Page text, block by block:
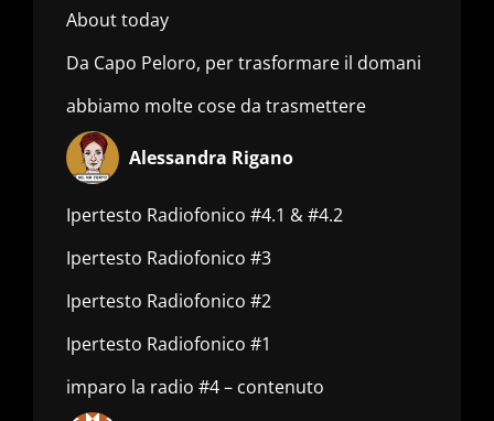
About today
Da Capo Peloro, per trasformare il domani
abbiamo molte cose da trasmettere
Alessandra Rigano
Ipertesto Radiofonico #4.1 & #4.2
Ipertesto Radiofonico #3
Ipertesto Radiofonico #2
Ipertesto Radiofonico #1
imparo la radio #4 – contenuto